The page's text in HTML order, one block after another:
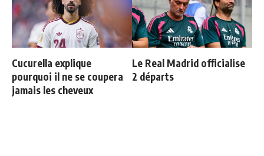
Cucurella explique
pourquoi il ne se coupera
jamais les cheveux
Le Real Madrid officialise
2 départs